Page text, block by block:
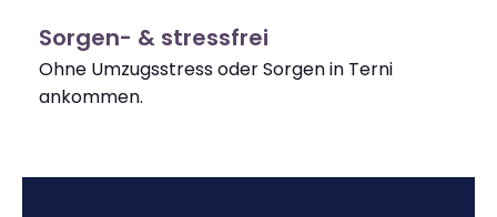
Sorgen- & stressfrei
Ohne Umzugsstress oder Sorgen in Terni
ankommen.